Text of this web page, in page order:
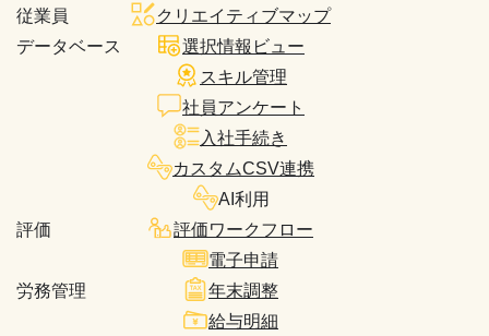
従業員
データベース
クリエイティブマップ
選択情報ビュー
スキル管理
社員アンケート
入社手続き
カスタムCSV連携
AI利用
評価
評価ワークフロー
労務管理
電子申請
年末調整
給与明細